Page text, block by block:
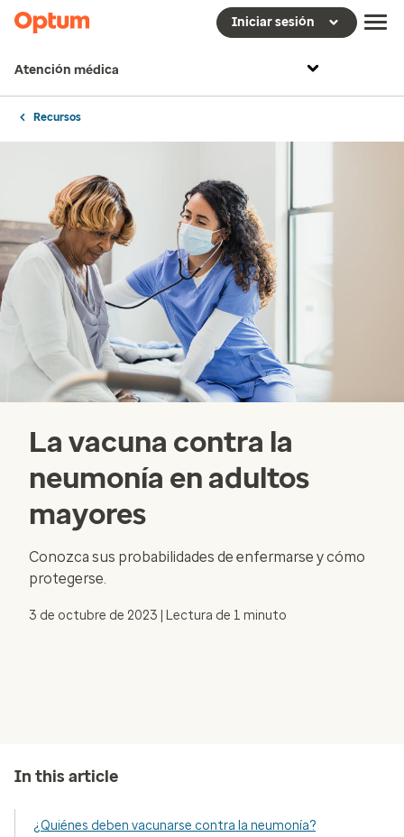
Iniciar sesión
Atención médica
Recursos
La vacuna contra la
neumonía en adultos
mayores
Conozca sus probabilidades de enfermarse y cómo
protegerse.
3 de octubre de 2023 | Lectura de 1 minuto
In this article
¿Quiénes deben vacunarse contra la neumonía?